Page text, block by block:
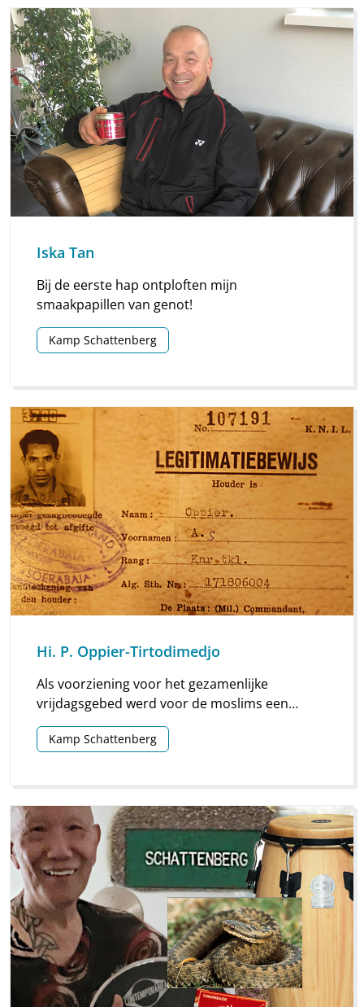
Iska Tan
Bij de eerste hap ontploften mijn
smaakpapillen van genot!
Kamp Schattenberg
Hi. P. Oppier-Tirtodimedjo
Als voorziening voor het gezamenlijke
vrijdagsgebed werd voor de moslims een
kamer van ca. zes bij vier m2 ter beschikking
gesteld in de ruimte naast de kamer van mijn
Kamp Schattenberg